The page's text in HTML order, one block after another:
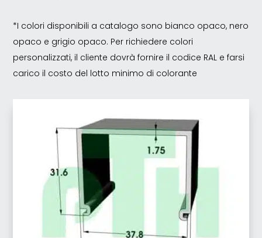
*I colori disponibili a catalogo sono bianco opaco, nero
opaco e grigio opaco. Per richiedere colori
personalizzati, il cliente dovrà fornire il codice RAL e farsi
carico il costo del lotto minimo di colorante